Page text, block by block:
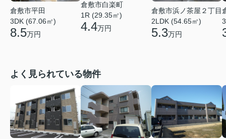
倉敷市平田
3DK (67.06㎡)
8.5万円
倉敷市白楽町
1R (29.35㎡)
4.4万円
倉敷市浜ノ茶屋２丁目
2LDK (54.65㎡)
5.3万円
よく見られている物件